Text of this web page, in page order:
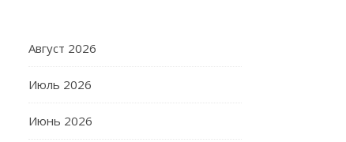
Август 2026
Июль 2026
Июнь 2026